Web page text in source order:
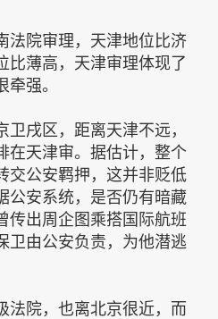
法院审理，天津地位比济
比薄高，天津审理体现了
强。
戌区，距离天津不远，
在天津审。据估计，整个
交公安羁押，这并非贬低
公安系统，是否仍有暗藏
传出周企图乘搭国际航班
卫由公安负责，为他潜逃
法院，也离北京很近，而